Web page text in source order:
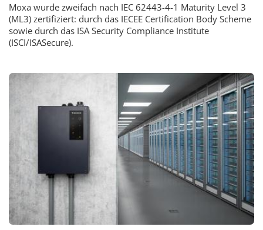
Moxa wurde zweifach nach IEC 62443-4-1 Maturity Level 3
(ML3) zertifiziert: durch das IECEE Certification Body Scheme
sowie durch das ISA Security Compliance Institute
(ISCI/ISASecure).